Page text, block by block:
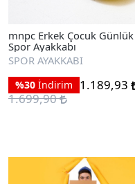
mnpc Erkek Çocuk Günlük
Spor Ayakkabı
SPOR AYAKKABI
%30 İndirim
1.189,93
1.699,90